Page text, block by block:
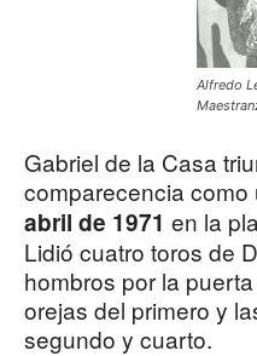
Alfredo
Gabriel de la Casa
comparecencia
abril de 1971 en la
Lidió cuatro toros de
hombros por la
orejas del primero y
segundo y cuarto.